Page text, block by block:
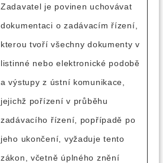
Zadavatel je povinen uchovávat
dokumentaci o zadávacím řízení,
kterou tvoří všechny dokumenty v
listinné nebo elektronické podobě
a výstupy z ústní komunikace,
jejichž pořízení v průběhu
zadávacího řízení, popřípadě po
jeho ukončení, vyžaduje tento
zákon, včetně úplného znění